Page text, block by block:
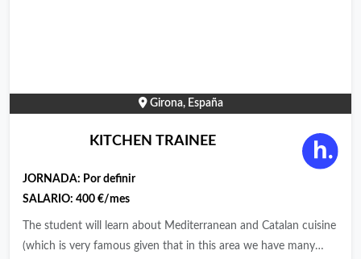
Girona, España
KITCHEN TRAINEE
JORNADA: Por definir
SALARIO: 400 €/mes
The student will learn about Mediterranean and Catalan cuisine
(which is very famous given that in this area we have many